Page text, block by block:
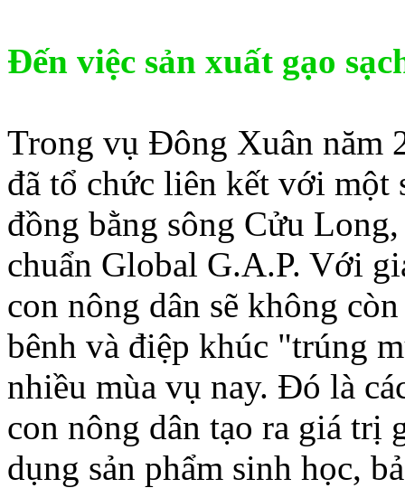
Đến việc sản xuất gạo
Trong vụ Đông Xuân năm
đã tổ chức liên kết với một
đồng bằng sông Cửu
chuẩn Global G.A.P. Với
con nông dân sẽ không
bênh và điệp khúc "trúng
nhiều mùa vụ nay. Đó là
con nông dân tạo ra giá trị
dụng sản phẩm sinh học,